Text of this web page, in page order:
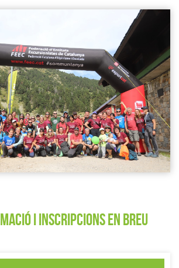
I INSCRIPCIONS EN BREU